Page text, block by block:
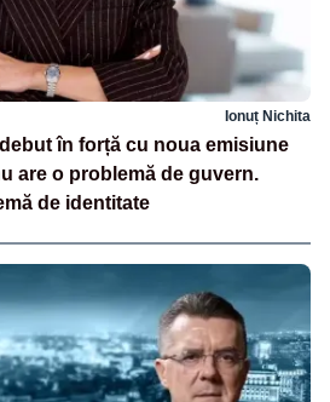
Ionuț Nichita
în forță cu noua emisiune
are o problemă de guvern.
de identitate